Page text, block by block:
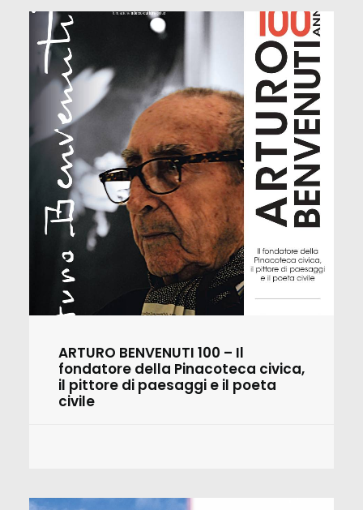
ARTURO BENVENUTI 100 – Il
fondatore della Pinacoteca civica,
il pittore di paesaggi e il poeta
civile